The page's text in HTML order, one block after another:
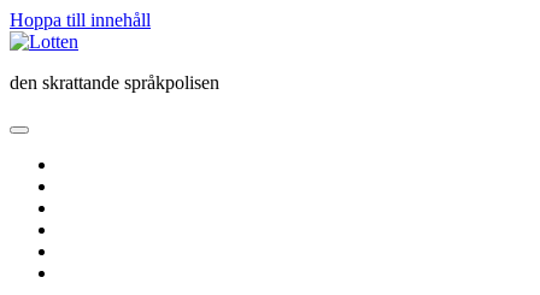
Hoppa till innehåll
Lotten
den skrattande språkpolisen
öppna
meny